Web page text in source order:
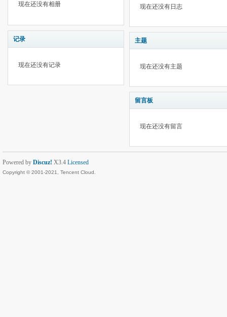
现在还没有相册
记录
现在还没有记录
现在还没有日志
主题
现在还没有主题
留言板
现在还没有留言
Powered by Discuz! X3.4 Licensed
Copyright © 2001-2021, Tencent Cloud.